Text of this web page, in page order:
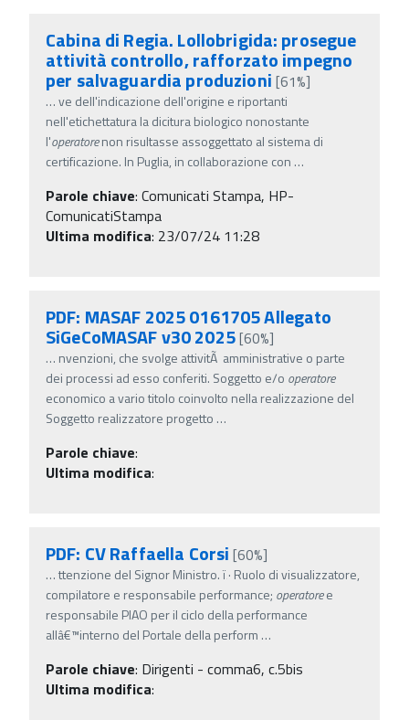
Cabina di Regia. Lollobrigida: prosegue
attività controllo, rafforzato impegno
per salvaguardia produzioni [61%]
…ve dell'indicazione dell'origine e riportanti
nell'etichettatura la dicitura biologico nonostante
l'operatorenon risultasse assoggettato al sistema di
certificazione. In Puglia, in collaborazione con …
Parole chiave: Comunicati Stampa, HP-
ComunicatiStampa
Ultima modifica: 23/07/24 11:28
PDF: MASAF 2025 0161705 Allegato
SiGeCoMASAF v30 2025[60%]
… nvenzioni, che svolge attivitÃ amministrative o parte
dei processi ad esso conferiti. Soggetto e/o operatore
economico a vario titolo coinvolto nella realizzazione del
Soggetto realizzatore progetto …
Parole chiave:
Ultima modifica:
PDF: CV Raffaella Corsi [60%]
…ttenzione del Signor Ministro. ï‚· Ruolo di visualizzatore,
compilatore e responsabile performance; operatoree
responsabile PIAO per il ciclo della performance
allâ€™interno del Portale della perform …
Parole chiave: Dirigenti - comma6, c.5bis
Ultima modifica: